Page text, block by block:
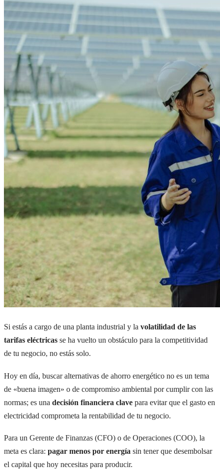
Si estás a cargo de una planta industrial y la volatilidad de las
tarifas eléctricas se ha vuelto un obstáculo para la competitividad
de tu negocio, no estás solo.
Hoy en día, buscar alternativas de ahorro energético no es un tema
de «buena imagen» o de compromiso ambiental por cumplir con las
normas; es una decisión financiera clave para evitar que el gasto en
electricidad comprometa la rentabilidad de tu negocio.
Para un Gerente de Finanzas (CFO) o de Operaciones (COO), la
meta es clara: pagar menos por energía sin tener que desembolsar
el capital que hoy necesitas para producir.